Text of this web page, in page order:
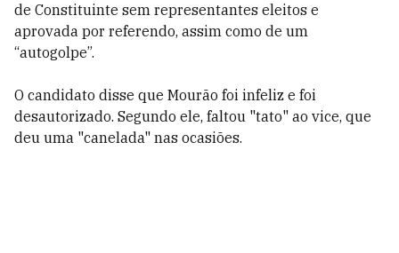
de Constituinte sem representantes eleitos e
aprovada por referendo, assim como de um
“autogolpe”.
O candidato disse que Mourão foi infeliz e foi
desautorizado. Segundo ele, faltou "tato" ao vice, que
deu uma "canelada" nas ocasiões.